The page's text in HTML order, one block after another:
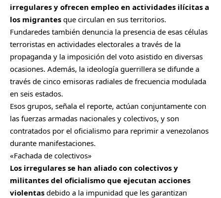
irregulares y ofrecen empleo en actividades ilícitas a
los migrantes que circulan en sus territorios.
Fundaredes también denuncia la presencia de esas células
terroristas en actividades electorales a través de la
propaganda y la imposición del voto asistido en diversas
ocasiones. Además, la ideología guerrillera se difunde a
través de cinco emisoras radiales de frecuencia modulada
en seis estados.
Esos grupos, señala el reporte, actúan conjuntamente con
las fuerzas armadas nacionales y colectivos, y son
contratados por el oficialismo para reprimir a venezolanos
durante manifestaciones.
«Fachada de colectivos»
Los irregulares se han aliado con colectivos y
militantes del oficialismo que ejecutan acciones
violentas debido a la impunidad que les garantizan